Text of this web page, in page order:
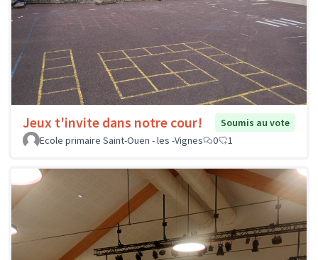
Jeux t'invite dans notre cour!
Soumis au vote
Ecole primaire Saint-Ouen - les -Vignes
0 1